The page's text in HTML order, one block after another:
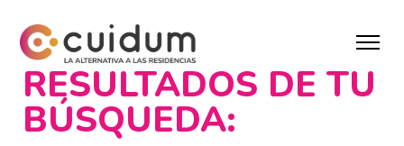
RESULTADOS DE TU
BÚSQUEDA: